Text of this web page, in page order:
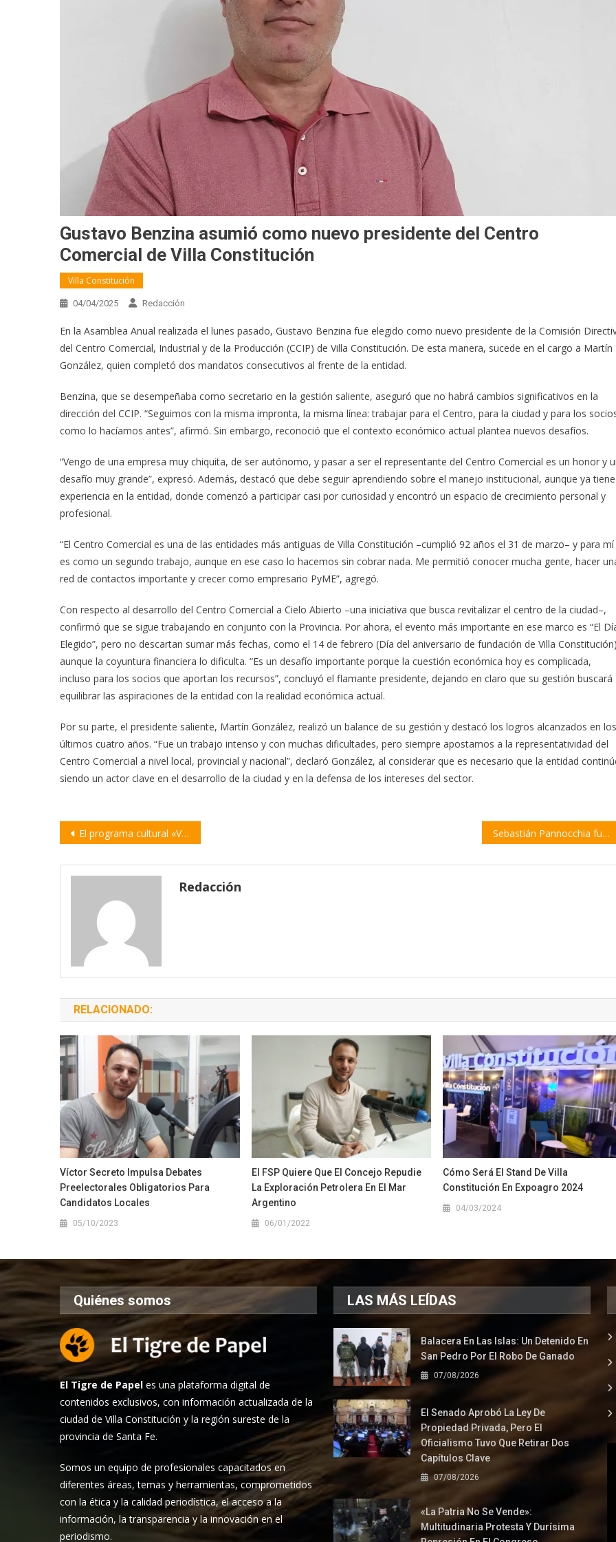
Gustavo Benzina asumió como nuevo presidente del Centro
Comercial de Villa Constitución
Villa Constitución
04/04/2025 Redacción
En la Asamblea Anual realizada el lunes pasado, Gustavo Benzina fue elegido como nuevo presidente de la Comisión
del Centro Comercial, Industrial y de la Producción (CCIP) de Villa Constitución. De esta manera, sucede en el cargo a Martín
González, quien completó dos mandatos consecutivos al frente de la entidad.
Benzina, que se desempeñaba como secretario en la gestión saliente, aseguró que no habrá cambios significativos en la
dirección del CCIP. “Seguimos con la misma impronta, la misma línea: trabajar para el Centro, para la ciudad y para los
como lo hacíamos antes”, afirmó. Sin embargo, reconoció que el contexto económico actual plantea nuevos desafíos.
“Vengo de una empresa muy chiquita, de ser autónomo, y pasar a ser el representante del Centro Comercial es un honor y
desafío muy grande”, expresó. Además, destacó que debe seguir aprendiendo sobre el manejo institucional, aunque ya tiene
experiencia en la entidad, donde comenzó a participar casi por curiosidad y encontró un espacio de crecimiento personal y
profesional.
“El Centro Comercial es una de las entidades más antiguas de Villa Constitución –cumplió 92 años el 31 de marzo– y para mí
es como un segundo trabajo, aunque en ese caso lo hacemos sin cobrar nada. Me permitió conocer mucha gente, hacer
red de contactos importante y crecer como empresario PyME”, agregó.
Con respecto al desarrollo del Centro Comercial a Cielo Abierto –una iniciativa que busca revitalizar el centro de la ciudad–,
confirmó que se sigue trabajando en conjunto con la Provincia. Por ahora, el evento más importante en ese marco es “El
Elegido”, pero no descartan sumar más fechas, como el 14 de febrero (Día del aniversario de fundación de Villa
aunque la coyuntura financiera lo dificulta. “Es un desafío importante porque la cuestión económica hoy es complicada,
incluso para los socios que aportan los recursos”, concluyó el flamante presidente, dejando en claro que su gestión buscará
equilibrar las aspiraciones de la entidad con la realidad económica actual.
Por su parte, el presidente saliente, Martín González, realizó un balance de su gestión y destacó los logros alcanzados en los
últimos cuatro años. “Fue un trabajo intenso y con muchas dificultades, pero siempre apostamos a la representatividad del
Centro Comercial a nivel local, provincial y nacional”, declaró González, al considerar que es necesario que la entidad
siendo un actor clave en el desarrollo de la ciudad y en la defensa de los intereses del sector.
Navegación
entradas
El programa cultural «Vuelos Imaginarios» llega este sábado a J. B. Molina Sebastián Pannocchia fue reelecto como presidente de Cidecon por dos años más
Redacción
RELACIONADO:
Víctor Secreto Impulsa Debates
Preelectorales Obligatorios Para
Candidatos Locales
05/10/2023
El FSP Quiere Que El Concejo Repudie
La Exploración Petrolera En El Mar
Argentino
06/01/2022
Cómo Será El Stand De Villa
Constitución En Expoagro 2024
04/03/2024
Quiénes somos
El Tigre de Papel es una plataforma digital de
contenidos exclusivos, con información actualizada de la
ciudad de Villa Constitución y la región sureste de la
provincia de Santa Fe.
Somos un equipo de profesionales capacitados en
diferentes áreas, temas y herramientas, comprometidos
con la ética y la calidad periodística, el acceso a la
información, la transparencia y la innovación en el
periodismo.
LAS MÁS LEÍDAS
Balacera En Las Islas: Un Detenido En
San Pedro Por El Robo De Ganado
07/08/2026
El Senado Aprobó La Ley De
Propiedad Privada, Pero El
Oficialismo Tuvo Que Retirar Dos
Capítulos Clave
07/08/2026
«La Patria No Se Vende»:
Multitudinaria Protesta Y Durísima